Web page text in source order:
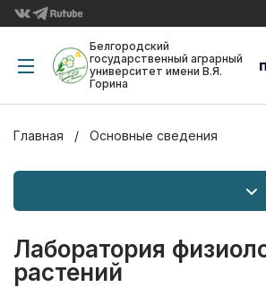
Белгородский
государственный аграрный
университет имени В.Я.
Горина
Главная Основные сведения
Лаборатория
растений